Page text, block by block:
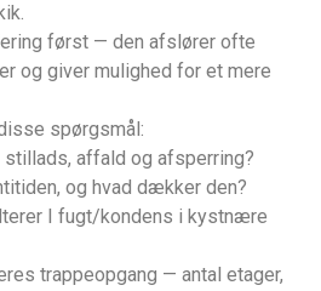
først — den afslører ofte
og giver mulighed for et mere
spørgsmål:
stillads, affald og afsperring?
og hvad dækker den?
I fugt/kondens i kystnære
trappeopgang — antal etager,